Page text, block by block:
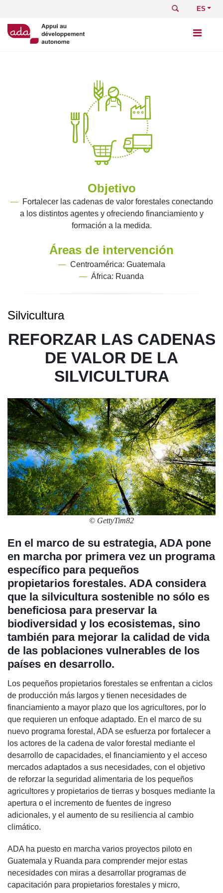
contenido
principal
Buscar
Select
Objetivo
— Fortalecer las cadenas de valor forestales conectando
a los distintos agentes y ofreciendo financiamiento y
formación a la medida.
Áreas de intervención
— Centroamérica: Guatemala
— África: Ruanda
Silvicultura
REFORZAR LAS CADENAS
DE VALOR DE LA
SILVICULTURA
Imagen
© GettyTim82
En el marco de su estrategia, ADA pone
en marcha por primera vez un programa
específico para pequeños
propietarios forestales. ADA considera
que la silvicultura sostenible no sólo es
beneficiosa para preservar la
biodiversidad y los ecosistemas, sino
también para mejorar la calidad de vida
de las poblaciones vulnerables de los
países en desarrollo.
Los pequeños propietarios forestales se enfrentan a ciclos
de producción más largos y tienen necesidades de
financiamiento a mayor plazo que los agricultores, por lo
que requieren un enfoque adaptado. En el marco de su
nuevo programa forestal, ADA se esfuerza por fortalecer a
los actores de la cadena de valor forestal mediante el
desarrollo de capacidades, el financiamiento y el acceso
mercados adaptados a sus necesidades, con el objetivo
de reforzar la seguridad alimentaria de los pequeños
agricultores y propietarios de tierras y bosques mediante la
apertura o el incremento de fuentes de ingreso
adicionales, y el aumento de su resiliencia al cambio
climático.
ADA ha puesto en marcha varios proyectos piloto en
Guatemala y Ruanda para comprender mejor estas
necesidades con miras a desarrollar programas de
capacitación para propietarios forestales y micro,